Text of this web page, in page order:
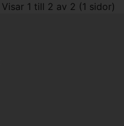
Visar 1 till 2 av 2 (1 sidor)